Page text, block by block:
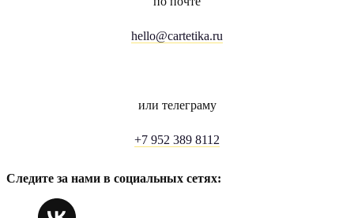
hello@cartetika.ru
или телеграму
+7 952 389 8112
Следите за нами в социальных сетях: